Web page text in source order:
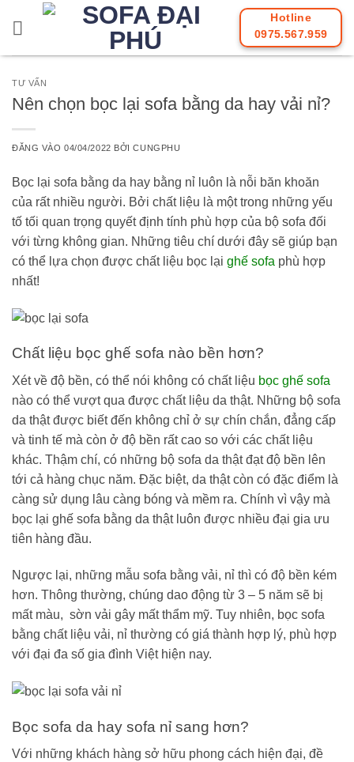
Hotline
0975.567.959
TƯ VẤN
Nên chọn bọc lại sofa bằng da hay vải nỉ?
ĐĂNG VÀO04/04/2022 BỞICUNGPHU
Bọc lại sofa bằng da hay bằng nỉ luôn là nỗi băn khoăn
của rất nhiều người. Bởi chất liệu là một trong những yếu
tố tối quan trọng quyết định tính phù hợp của bộ sofa đối
với từng không gian. Những tiêu chí dưới đây sẽ giúp bạn
có thể lựa chọn được chất liệu bọc lại ghế sofa phù hợp
nhất!
Chất liệu bọc ghế sofa nào bền hơn?
Xét về độ bền, có thể nói không có chất liệu bọc ghế sofa
nào có thể vượt qua được chất liệu da thật. Những bộ sofa
da thật được biết đến không chỉ ở sự chín chắn, đẳng cấp
và tinh tế mà còn ở độ bền rất cao so với các chất liệu
khác. Thậm chí, có những bộ sofa da thật đạt độ bền lên
tới cả hàng chục năm. Đặc biệt, da thật còn có đặc điểm là
càng sử dụng lâu càng bóng và mềm ra. Chính vì vậy mà
bọc lại ghế sofa bằng da thật luôn được nhiều đại gia ưu
tiên hàng đầu.
Ngược lại, những mẫu sofa bằng vải, nỉ thì có độ bền kém
hơn. Thông thường, chúng dao động từ 3 – 5 năm sẽ bị
mất màu, sờn vải gây mất thẩm mỹ. Tuy nhiên, bọc sofa
bằng chất liệu vải, nỉ thường có giá thành hợp lý, phù hợp
với đại đa số gia đình Việt hiện nay.
Bọc sofa da hay sofa nỉ sang hơn?
Với những khách hàng sở hữu phong cách hiện đại, đề